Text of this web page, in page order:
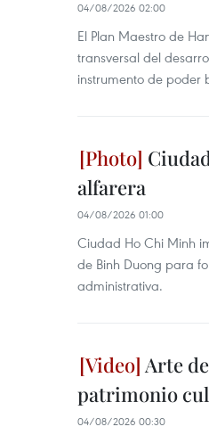
04/08/2026 02:00
El Plan Maestro de
transversal del
instrumento de poder
alfarera
04/08/2026 01:00
Ciudad Ho Chi Minh
de Binh Duong para
administrativa.
Arte
patrimonio
04/08/2026 00:30